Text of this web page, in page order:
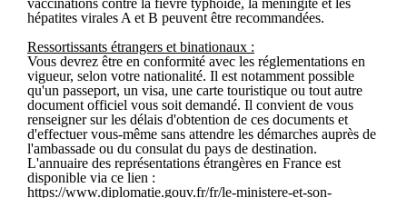
hépatites virales A et B peuvent être recommandées.
Ressortissants étrangers et binationaux :
Vous devrez être en conformité avec les réglementations en
vigueur, selon votre nationalité. Il est notamment possible
qu'un passeport, un visa, une carte touristique ou tout autre
document officiel vous soit demandé. Il convient de vous
renseigner sur les délais d'obtention de ces documents et
d'effectuer vous-même sans attendre les démarches auprès de
l'ambassade ou du consulat du pays de destination.
L'annuaire des représentations étrangères en France est
disponible via ce lien :
https://www.diplomatie.gouv.fr/fr/le-ministere-et-son-